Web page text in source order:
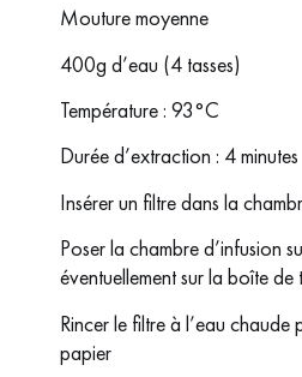
Mouture moyenne
400g d’eau (4 tasses)
Température : 93°C
Durée d’extraction : 4 minutes
Insérer un filtre dans la
Poser la chambre d’infusion
éventuellement sur la boîte de
Rincer le filtre à l’eau
papier